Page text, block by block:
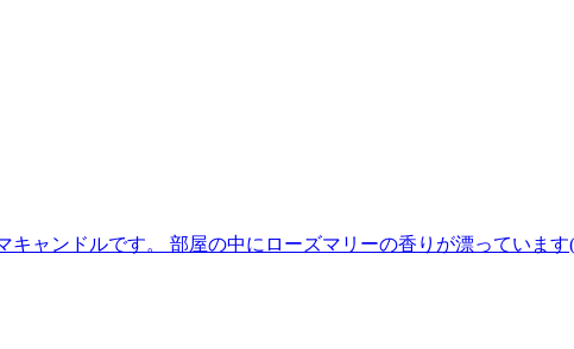
ャンドルです。 部屋の中にローズマリーの香りが漂っています